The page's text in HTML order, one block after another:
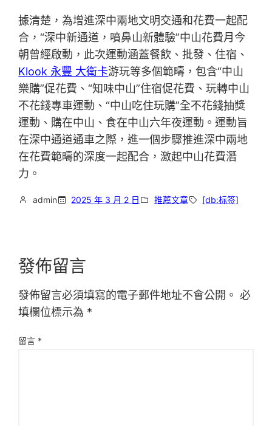
據清楚，為增進深中兩地文明交通和花費一起配
合，“深中新通道，噴鼻山新體驗”中山花費月今
朝曾經啟動，此次運動涵蓋餐飲、批發、住宿、
Klook 永豐 大衛卡游玩等多個範疇，包含“中山
樂購”促花費、“知味中山”住宿促花費、玩轉中山
不花錢專車運動、“中山吃住玩購”全不花錢抽獎
運動、購在中山、食在中山六年夜運動。運動旨
在深中通道通車之際，進一個步驟推進深中兩地
在花費範疇的深度一起配合，激起中山花費潛
力。
admin 2025 年 3 月 2 日 推薦文章 [db:标签]
發佈留言
發佈留言必須填寫的電子郵件地址不會公開。 必
填欄位標示為 *
留言 *